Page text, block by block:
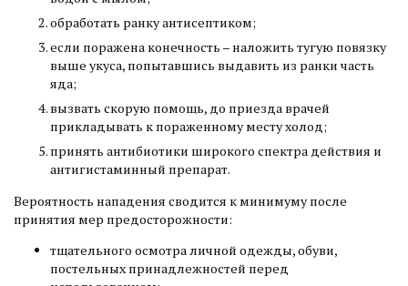
обработать ранку антисептиком;
если поражена конечность – наложить тугую повязку
выше укуса, попытавшись выдавить из ранки часть
яда;
вызвать скорую помощь, до приезда врачей
прикладывать к пораженному месту холод;
принять антибиотики широкого спектра действия и
антигистаминный препарат.
Вероятность нападения сводится к минимуму после
принятия мер предосторожности:
тщательного осмотра личной одежды, обуви,
постельных принадлежностей перед